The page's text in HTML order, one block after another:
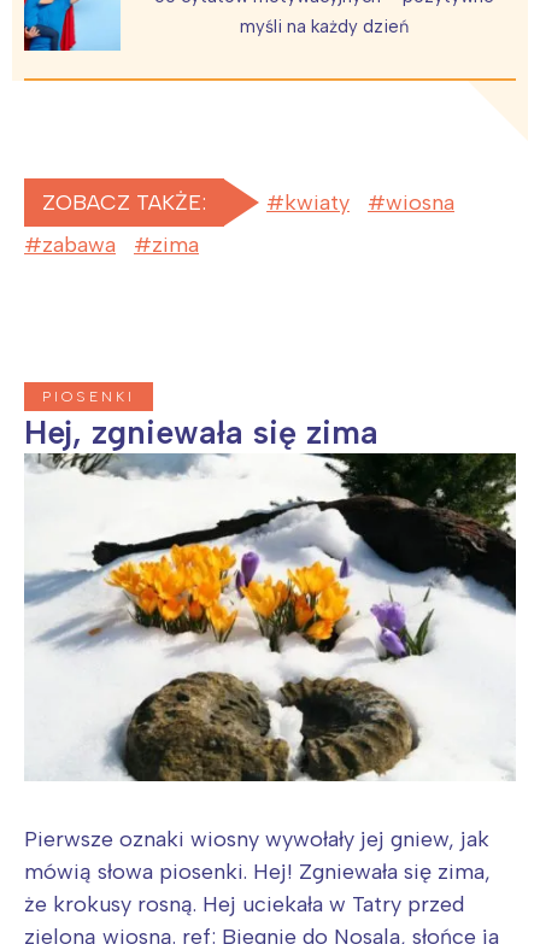
myśli na każdy dzień
ZOBACZ TAKŻE: kwiaty
wiosna
zabawa
zima
PIOSENKI
Hej, zgniewała się zima
Pierwsze oznaki wiosny wywołały jej gniew, jak
mówią słowa piosenki. Hej! Zgniewała się zima,
że krokusy rosną. Hej uciekała w Tatry przed
zieloną wiosną. ref: Biegnie do Nosala, słońce ja
Łódź
Trójmiasto
Śląsk
Południe
Wybieram